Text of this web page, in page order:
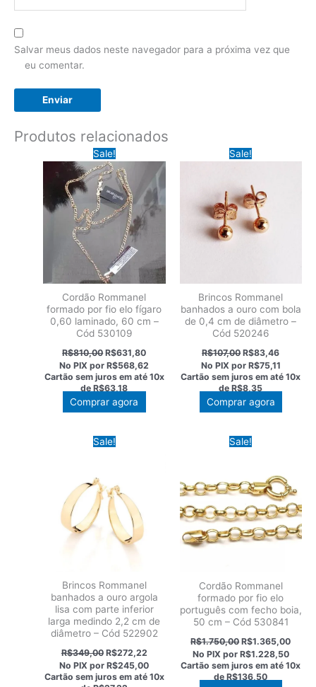
Salvar meus dados neste navegador para a próxima vez que
eu comentar.
Produtos relacionados
Sale!
Cordão Rommanel
formado por fio elo fígaro
0,60 laminado, 60 cm –
Cód 530109
R$810,00O
preço
original
era:
R$810,00.
R$631,80O
preço
atual
é:
R$631,80.
No PIX porR$568,62
Cartão sem juros em até 10x
de R$63,18
Comprar agora
Sale!
Brincos Rommanel
banhados a ouro com bola
de 0,4 cm de diâmetro –
Cód 520246
R$107,00O
preço
original
era:
R$107,00.
R$83,46O
preço
atual
é:
No PIX por R$75,11
Cartão sem juros em até10x
de R$8,35
Comprar agora
Sale!
Brincos Rommanel
banhados a ouro argola
lisa com parte inferior
larga medindo 2,2 cm de
diâmetro – Cód 522902
R$349,00 O
preço
original
era:
R$272,22O
preço
atual
é:
No PIX porR$245,00
Cartão sem juros em até 10x
Sale!
Cordão Rommanel
formado por fio elo
português com fecho boia,
50 cm – Cód 530841
R$1.750,00O
preço
original
era:
R$1.750,00.
R$1.365,00O
atual
é:
No PIX por R$1.228,50
Cartão sem juros em até10x
de R$136,50